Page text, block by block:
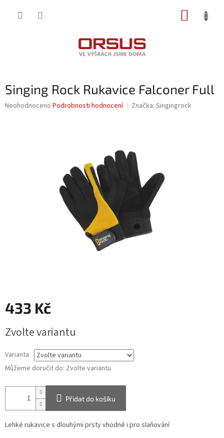
Singing Rock Rukavice Falconer Full
Průměrné
Neohodnoceno Podrobnosti hodnocení Značka: Singingrock
433 Kč
cena:
Zvolte variantu
Varianta
Můžeme doručit do: Zvolte variantu
Přidat do košíku
Lehké rukavice s dlouhými prsty vhodné i pro slaňování